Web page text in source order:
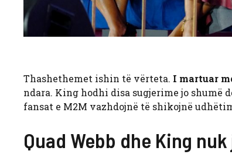
Thashethemet ishin të vërteta. I martuar
ndara. King hodhi disa sugjerime jo shumë
fansat e M2M vazhdojnë të shikojnë
Quad Webb dhe King